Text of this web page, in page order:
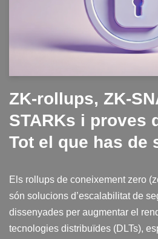
ZK-rollups, ZK-
STARKs i proves
Tot el que has de
Els rollups de coneixement zero
són solucions d’escalabilitat de
dissenyades per augmentar el
tecnologies distribuïdes (DLTs),